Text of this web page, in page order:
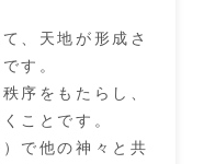
、天地が形成さ
す。
序をもたらし、
ことです。
で他の神々と共